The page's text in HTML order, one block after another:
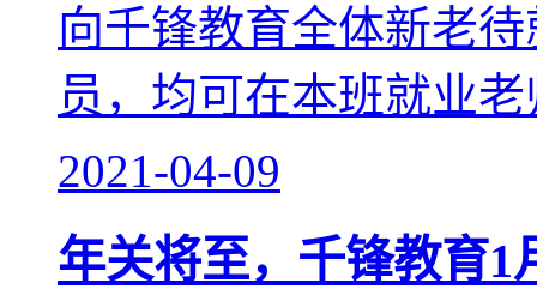
向千锋教育全体新老
员，均可在本班就业
2021-04-09
年关将至，千锋教育1